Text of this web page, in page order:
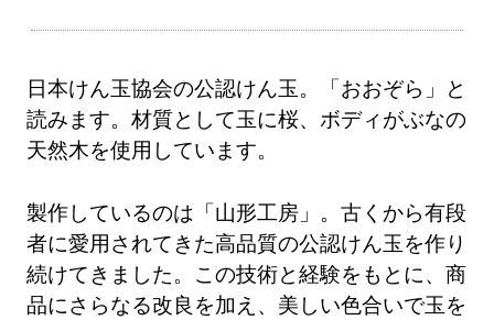
日本けん玉協会の公認けん玉。「おおぞら」と
読みます。材質として玉に桜、ボディがぶなの
天然木を使用しています。
製作しているのは「山形工房」。古くから有段
者に愛用されてきた高品質の公認けん玉を作り
続けてきました。この技術と経験をもとに、商
品にさらなる改良を加え、美しい色合いで玉を